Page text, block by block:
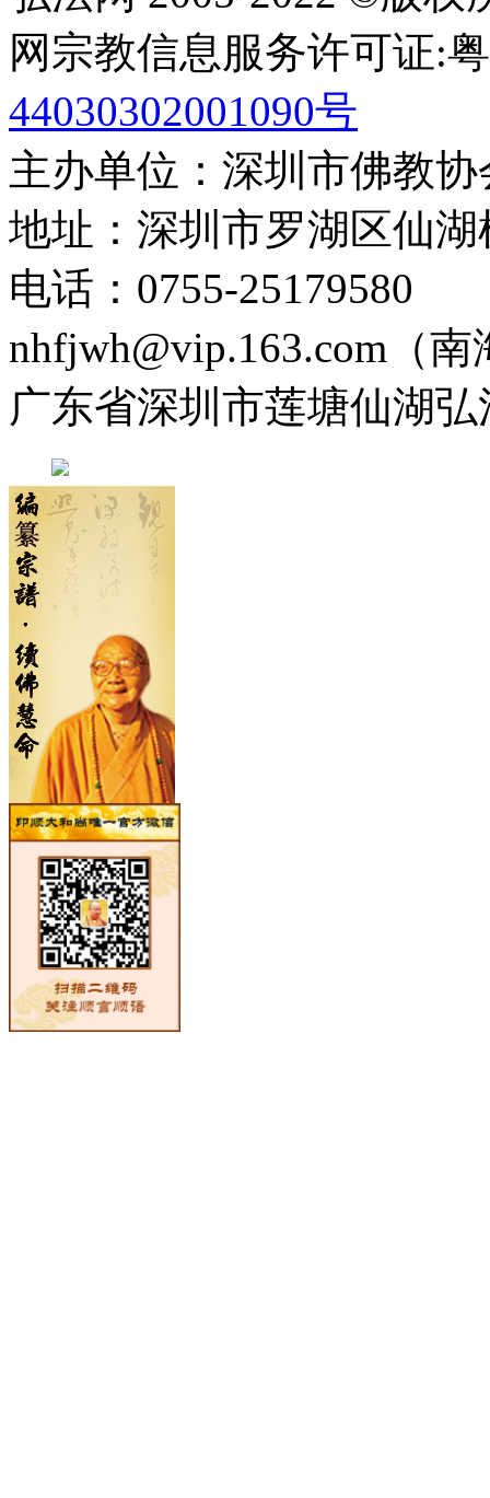
网宗教信息服务许可证:
44030302001090号
主办单位：深圳市佛教
地址：深圳市罗湖区仙
电话：0755-25179580
nhfjwh@vip.163.com（南
广东省深圳市莲塘仙湖弘